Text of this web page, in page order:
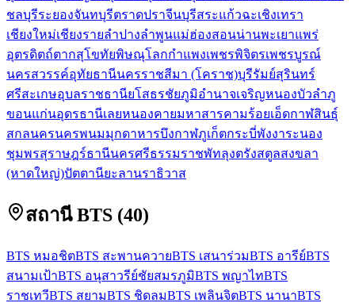
ชลบุรีระยองจันทบุรีตราดปราจีนบุรีสระแก้วฉะเชิงเทรา
เชียงใหม่เชียงรายลำปางลำพูนแม่ฮ่องสอนน่านพะเยาแพร่
อุตรดิตถ์ตากสุโขทัยพิษณุโลกกำแพงเพชรพิจิตรเพชรบูรณ์
นครสวรรค์อุทัยธานีนครราชสีมา (โคราช)บุรีรัมย์สุรินทร์
ศรีสะเกษอุบลราชธานียโสธรชัยภูมิอำนาจเจริญหนองบัวลำภู
ขอนแก่นอุดรธานีเลยหนองคายมหาสารคามร้อยเอ็ดกาฬสินธุ์
สกลนครนครพนมมุกดาหารบึงกาฬภูเก็ตกระบี่พังงาระนอง
ชุมพรสุราษฎร์ธานีนครศรีธรรมราชพัทลุงตรังสตูลสงขลา
(หาดใหญ่)ปัตตานียะลานราธิวาส
สถานี BTS (40)
BTS หมอชิตBTS สะพานควายBTS เสนาร่วมBTS อารีย์BTS
สนามเป้าBTS อนุสาวรีย์ชัยสมรภูมิBTS พญาไทBTS
ราชเทวีBTS สยามBTS ชิดลมBTS เพลินจิตBTS นานาBTS